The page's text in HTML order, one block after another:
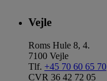
Vejle
Roms Hule 8, 4.
7100 Vejle
Tlf. +45 70 60 65 70
CVR 36 42 72 05